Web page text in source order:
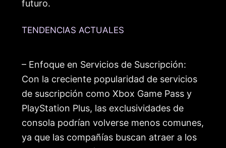
futuro.
TENDENCIAS ACTUALES
– Enfoque en Servicios de Suscripción:
Con la creciente popularidad de servicios
de suscripción como Xbox Game Pass y
PlayStation Plus, las exclusividades de
consola podrían volverse menos comunes,
ya que las compañías buscan atraer a los